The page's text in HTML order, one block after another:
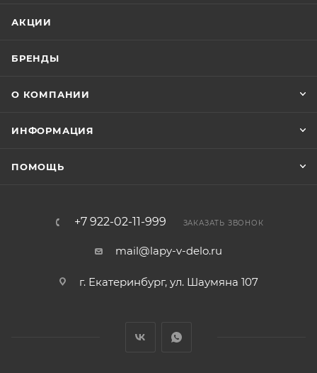
АКЦИИ
БРЕНДЫ
О КОМПАНИИ
ИНФОРМАЦИЯ
ПОМОЩЬ
+7 922-02-11-999 ЗАКАЗАТЬ ЗВОНОК
mail@lapy-v-delo.ru
г. Екатеринбург, ул. Шаумяна 107